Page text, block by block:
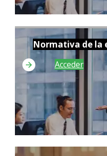
Normativa de la
Acceder